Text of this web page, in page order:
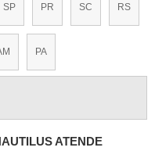
SP PR SC RS
PA
ATENDE